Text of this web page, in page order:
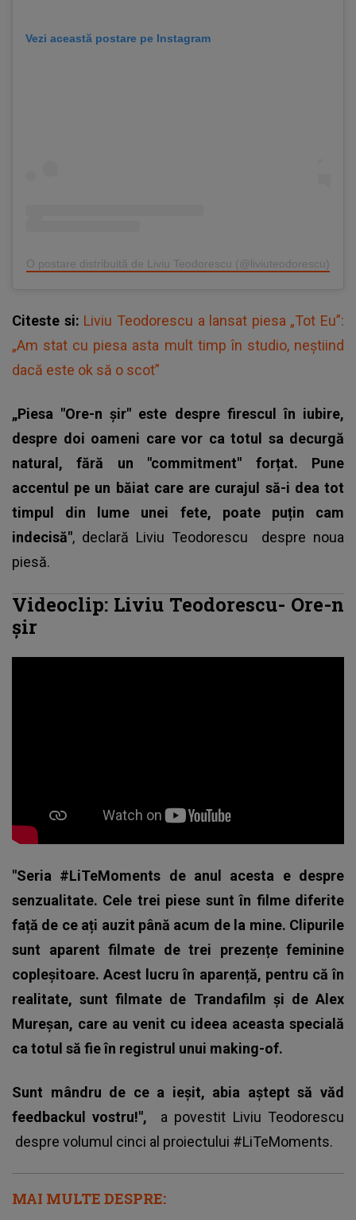
Vezi această postare pe Instagram
O postare distribuită de Liviu Teodorescu (@liviuteodorescu)
Citeste si: Liviu Teodorescu a lansat piesa „Tot Eu”:
„Am stat cu piesa asta mult timp în studio, neștiind
dacă este ok să o scot”
„Piesa "Ore-n șir" este despre firescul în iubire,
despre doi oameni care vor ca totul sa decurgă
natural, fără un "commitment" forțat. Pune
accentul pe un băiat care are curajul să-i dea tot
timpul din lume unei fete, poate puțin cam
indecisă", declară Liviu Teodorescu
despre noua
piesă.
Videoclip: Liviu Teodorescu- Ore-n
șir
"Seria #LiTeMoments de anul acesta e despre
senzualitate. Cele trei piese sunt în filme diferite
față de ce ați auzit până acum de la mine. Clipurile
sunt aparent filmate de trei prezențe feminine
copleșitoare. Acest lucru în aparență, pentru că în
realitate, sunt filmate de Trandafilm și de Alex
Mureșan, care au venit cu ideea aceasta specială
ca totul să fie în registrul unui making-of.
Sunt mândru de ce a ieșit, abia aștept să văd
feedbackul vostru!", a povestit Liviu Teodorescu
despre volumul cinci al proiectului #LiTeMoments.
MAI MULTE DESPRE: